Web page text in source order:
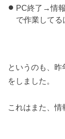
PC終了→情
で作業してる
というのも、
をしました。
これはまた、情